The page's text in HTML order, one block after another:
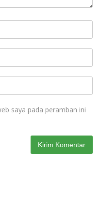
saya pada peramban ini